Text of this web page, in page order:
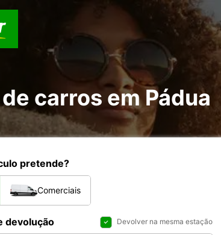
carros em Pádua
pretende?
Comerciais
devolução Devolver na mesma estação